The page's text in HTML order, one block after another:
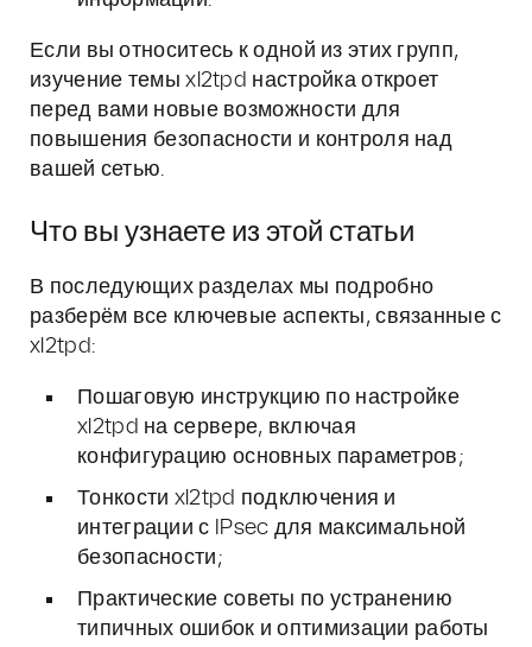
Если вы относитесь к одной из этих групп,
изучение темы xl2tpd настройка откроет
перед вами новые возможности для
повышения безопасности и контроля над
вашей сетью.
Что вы узнаете из этой статьи
В последующих разделах мы подробно
разберём все ключевые аспекты, связанные с
xl2tpd:
Пошаговую инструкцию по настройке
xl2tpd на сервере, включая
конфигурацию основных параметров;
Тонкости xl2tpd подключения и
интеграции с IPsec для максимальной
безопасности;
Практические советы по устранению
типичных ошибок и оптимизации работы